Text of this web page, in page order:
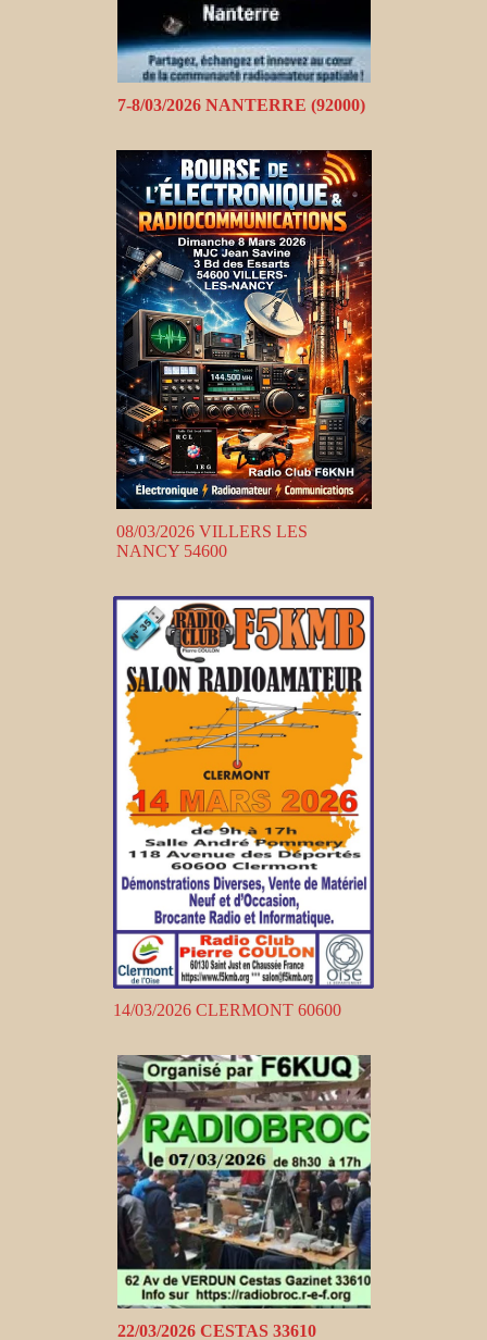
7-8/03/2026 NANTERRE (92000)
08/03/2026 VILLERS LES
NANCY 54600
14/03/2026 CLERMONT 60600
22/03/2026 CESTAS 33610